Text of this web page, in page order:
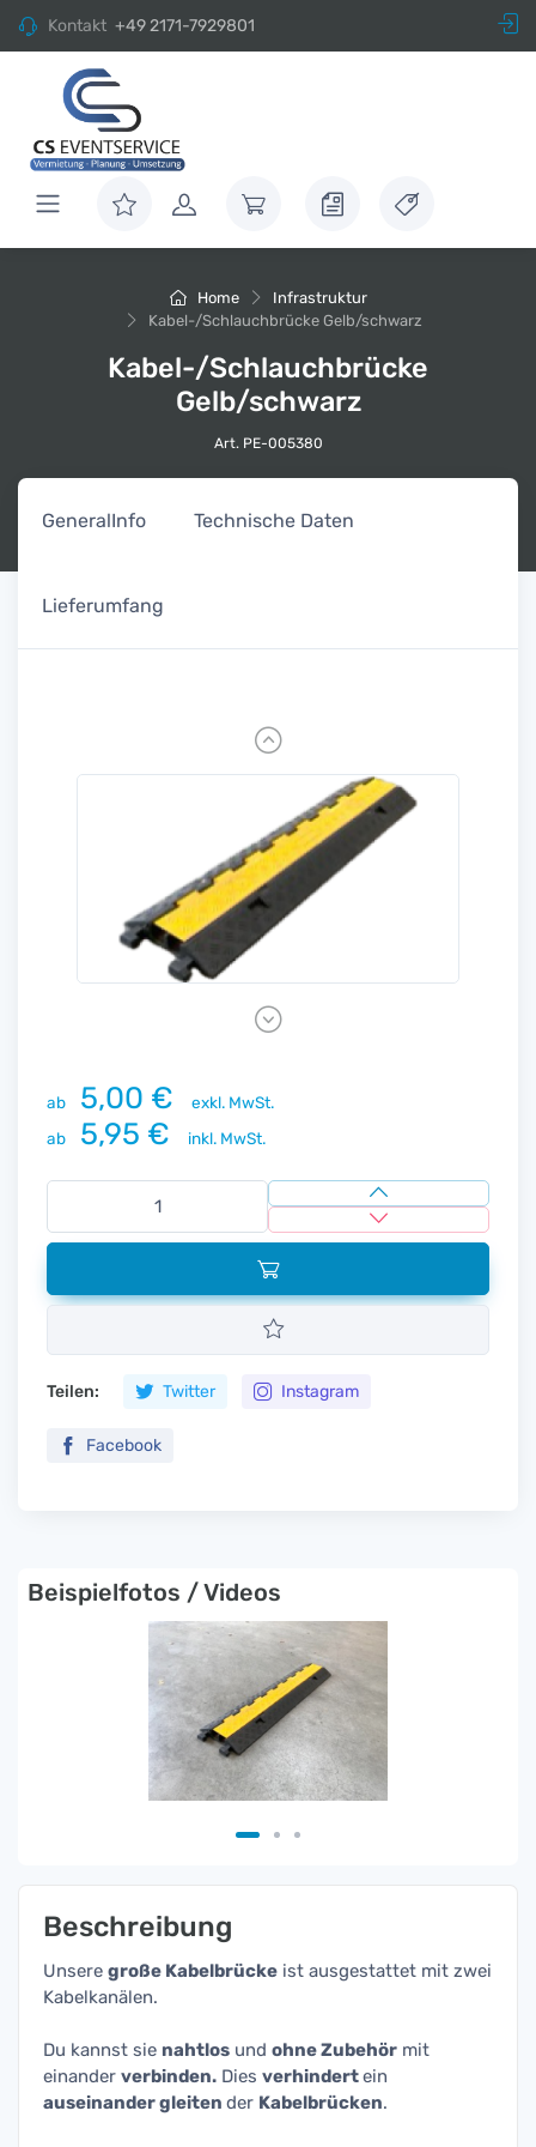
Kontakt +49 2171-7929801
Home
Infrastruktur
Kabel-/Schlauchbrücke Gelb/schwarz
Kabel-/Schlauchbrücke
Gelb/schwarz
Art. PE-005380
GeneralInfo Technische Daten
Lieferumfang
Previous
Next
ab 5,00 €
exkl. MwSt.
ab
5,95 € inkl. MwSt.
Teilen: Twitter Instagram
Facebook
Beispielfotos / Videos
Beschreibung
Unsere große Kabelbrücke ist ausgestattet mit zwei
Kabelkanälen.
Du kannst sie nahtlos und ohne Zubehör mit
einander verbinden. Dies verhindertein
auseinander gleiten der Kabelbrücken.